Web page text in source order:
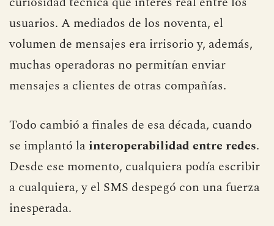
En su primera etapa, el SMS generaba más
curiosidad técnica que interés real entre los
usuarios. A mediados de los noventa, el
volumen de mensajes era irrisorio y, además,
mensajes a clientes de otras compañías.
Todo cambió a finales de esa década, cuando
se implantó la interoperabilidad entre redes.
Desde ese momento, cualquiera podía escribir